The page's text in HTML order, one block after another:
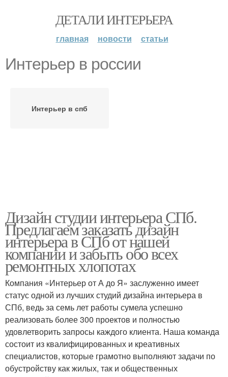
ДЕТАЛИ ИНТЕРЬЕРА
главная новости статьи
Интерьер в россии
Интерьер в спб
Дизайн студии интерьера СПб.
Предлагаем заказать дизайн
интерьера в СПб от нашей
компании и забыть обо всех
ремонтных хлопотах
Компания «Интерьер от А до Я» заслуженно имеет
статус одной из лучших студий дизайна интерьера в
СПб, ведь за семь лет работы сумела успешно
реализовать более 300 проектов и полностью
удовлетворить запросы каждого клиента. Наша команда
состоит из квалифицированных и креативных
специалистов, которые грамотно выполняют задачи по
обустройству как жилых, так и общественных